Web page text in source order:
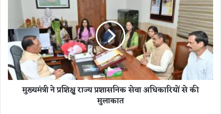
5
0
0
से
ज्या
त्री
ने
प्र
शि
क्षु
रा
मुख्यमंत्री ने प्रशिक्षु राज्य प्रशासनिक सेवा अधिकारियों से की
मुलाकात